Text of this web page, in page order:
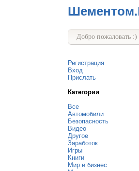
Добро пожаловать :)
Регистрация
Вход
Прислать
Категории
Все
Автомобили
Безопасность
Видео
Другое
Заработок
Игры
Книги
Мир и бизнес